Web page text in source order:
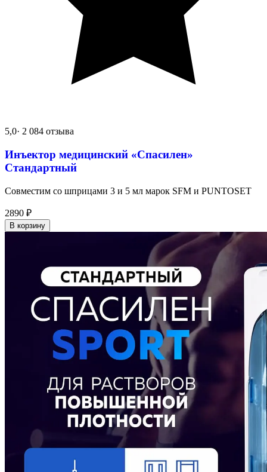
5,0· 2 084 отзыва
Инъектор медицинский «Спасилен»
Стандартный
Совместим со шприцами 3 и 5 мл марок SFM и PUNTOSET
2890 ₽
В корзину